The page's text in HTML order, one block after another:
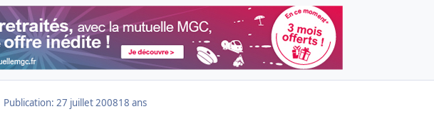
Publication: 27 juillet 200818 ans